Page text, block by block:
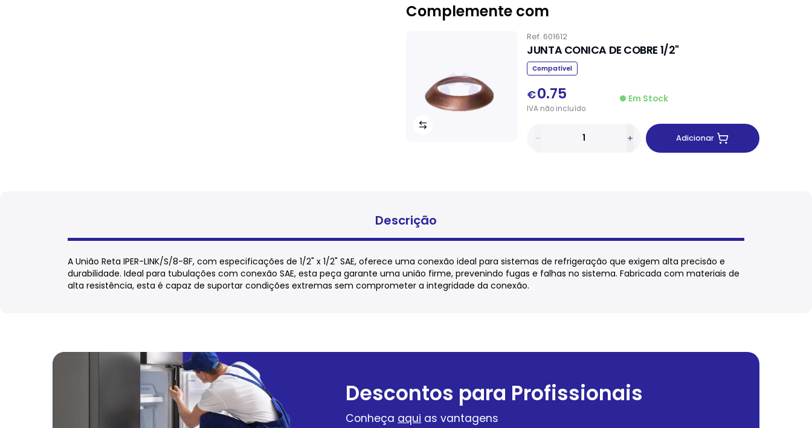
Complemente com
Ref. 601612
JUNTA CONICA DE COBRE 1/2"
Compatível
€0.75
IVA não incluído
Em Stock
Adicionar
Descrição
A União Reta IPER-LINK/S/8-8F, com especificações de 1/2" x 1/2" SAE, oferece uma conexão ideal para sistemas de refrigeração que exigem alta precisão e
durabilidade. Ideal para tubulações com conexão SAE, esta peça garante uma união firme, prevenindo fugas e falhas no sistema. Fabricada com materiais de
alta resistência, esta é capaz de suportar condições extremas sem comprometer a integridade da conexão.
Descontos para Profissionais
Conheça aqui as vantagens